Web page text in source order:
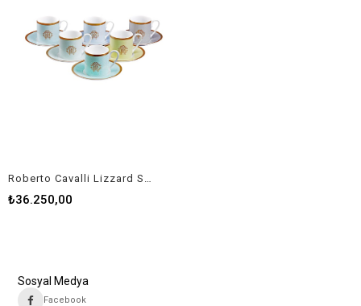
₺36.250,00
Sosyal Medya
Facebook